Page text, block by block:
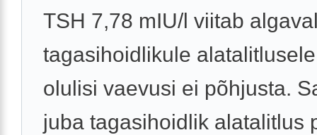
TSH 7,78 mIU/l viitab
tagasihoidlikule
olulisi vaevusi ei põhjusta.
juba tagasihoidlik alatalitlus